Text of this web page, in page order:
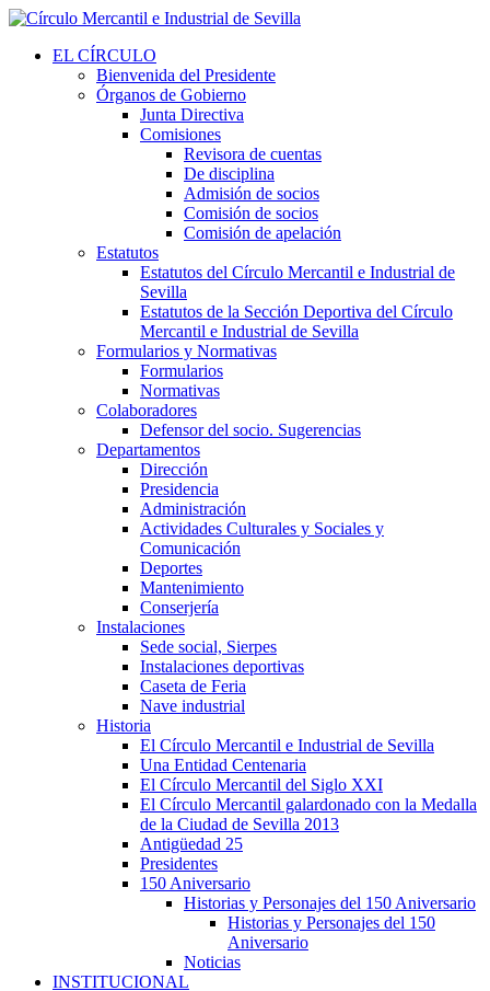
EL CÍRCULO
Bienvenida del Presidente
Órganos de Gobierno
Junta Directiva
Comisiones
Revisora de cuentas
De disciplina
Admisión de socios
Comisión de socios
Comisión de apelación
Estatutos
Estatutos del Círculo Mercantil e Industrial de
Sevilla
Estatutos de la Sección Deportiva del Círculo
Mercantil e Industrial de Sevilla
Formularios y Normativas
Formularios
Normativas
Colaboradores
Defensor del socio. Sugerencias
Departamentos
Dirección
Presidencia
Administración
Actividades Culturales y Sociales y
Comunicación
Deportes
Mantenimiento
Conserjería
Instalaciones
Sede social, Sierpes
Instalaciones deportivas
Caseta de Feria
Nave industrial
Historia
El Círculo Mercantil e Industrial de Sevilla
Una Entidad Centenaria
El Círculo Mercantil del Siglo XXI
El Círculo Mercantil galardonado con la Medalla
de la Ciudad de Sevilla 2013
Antigüedad 25
Presidentes
150 Aniversario
Historias y Personajes del 150 Aniversario
Historias y Personajes del 150
Aniversario
Noticias
INSTITUCIONAL